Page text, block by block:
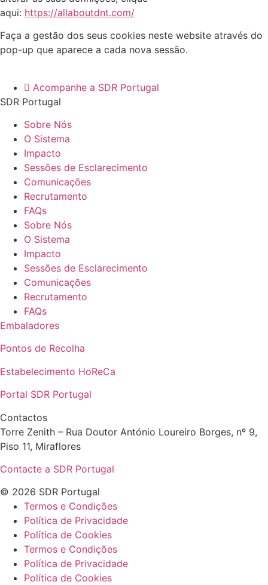
aqui: https://allaboutdnt.com/
Faça a gestão dos seus cookies neste website através do
pop-up que aparece a cada nova sessão.
Acompanhe a SDR Portugal
SDR Portugal
Sobre Nós
O Sistema
Impacto
Sessões de Esclarecimento
Comunicações
Recrutamento
FAQs
Sobre Nós
O Sistema
Impacto
Sessões de Esclarecimento
Comunicações
Recrutamento
FAQs
Embaladores
Pontos de Recolha
Estabelecimento HoReCa
Portal SDR Portugal
Contactos
Torre Zenith – Rua Doutor António Loureiro Borges, nº 9,
Piso 11, Miraflores
Contacte a SDR Portugal
© 2026 SDR Portugal
Termos e Condições
Política de Privacidade
Política de Cookies
Termos e Condições
Política de Privacidade
Política de Cookies